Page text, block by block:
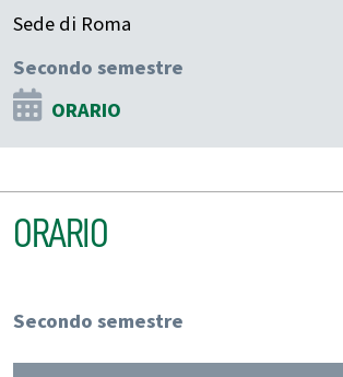
Sede di Roma
Secondo semestre
ORARIO
ORARIO
Secondo semestre